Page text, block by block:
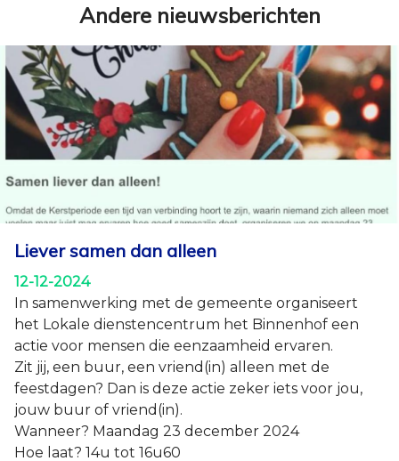
Andere nieuwsberichten
Liever samen dan alleen
12-12-2024
In samenwerking met de gemeente organiseert
het Lokale dienstencentrum het Binnenhof een
actie voor mensen die eenzaamheid ervaren.
Zit jij, een buur, een vriend(in) alleen met de
feestdagen? Dan is deze actie zeker iets voor jou,
jouw buur of vriend(in).
Wanneer? Maandag 23 december 2024
Hoe laat? 14u tot 16u60